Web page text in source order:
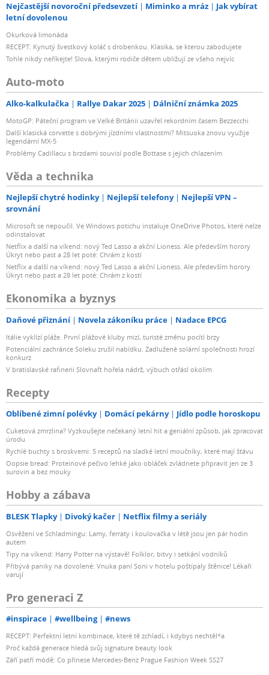
Nejčastější novoroční předsevzetí Miminko a mráz
Jak vybírat
letní dovolenou
Okurková limonáda
RECEPT: Kynutý švestkový koláč s drobenkou. Klasika, se kterou zabodujete
Tohle nikdy neříkejte! Slova, kterými rodiče dětem ubližují ze všeho nejvíc
Auto-moto
Alko-kalkulačka Rallye Dakar 2025 Dálniční známka 2025
MotoGP: Páteční program ve Velké Británii uzavřel rekordním časem Bezzecchi
Další klasická corvette s dobrými jízdními vlastnostmi? Mitsuoka znovu využije
legendární MX-5
Problémy Cadillacu s brzdami souvisí podle Bottase s jejich chlazením
Věda a technika
Nejlepší chytré hodinky Nejlepší telefony
Nejlepší VPN –
srovnání
Microsoft se nepoučil. Ve Windows potichu instaluje OneDrive Photos, které nelze
odinstalovat
Netflix a další na víkend: nový Ted Lasso a akční Lioness. Ale především horory
Úkryt nebo past a 28 let poté: Chrám z kostí
Netflix a další na víkend: nový Ted Lasso a akční Lioness. Ale především horory
Úkryt nebo past a 28 let poté: Chrám z kostí
Ekonomika a byznys
Daňové přiznání Novela zákoníku práce Nadace EPCG
Itálie vyklízí pláže. První plážové kluby mizí, turisté změnu pocítí brzy
Potenciální zachránce Soleku zrušil nabídku. Zadlužené solární společnosti hrozí
konkurz
V bratislavské rafinerii Slovnaft hořela nádrž, výbuch otřásl okolím
Recepty
Oblíbené zimní polévky Domácí pekárny Jídlo podle horoskopu
Cuketová zmrzlina? Vyzkoušejte nečekaný letní hit a geniální způsob, jak zpracovat
úrodu
Rychlé buchty s broskvemi: 5 receptů na sladké letní moučníky, které mají šťávu
Oopsie bread: Proteinové pečivo lehké jako obláček zvládnete připravit jen ze 3
surovin a bez mouky
Hobby a zábava
BLESK Tlapky Divoký kačer Netflix filmy a seriály
Osvěžení ve Schladmingu: Lamy, ferraty i koulovačka v létě jsou jen pár hodin
autem
Tipy na víkend: Harry Potter na výstavě! Folklor, bitvy i setkání vodníků
Přibývá paniky na dovolené: Vnuka paní Soni v hotelu poštípaly štěnice! Lékaři
varují
Pro generaci Z
#inspirace #wellbeing #news
RECEPT: Perfektní letní kombinace, které tě zchladí, i kdybys nechtěl*a
Proč každá generace hledá svůj signature beauty look
Září patří módě: Co přinese Mercedes-Benz Prague Fashion Week SS27